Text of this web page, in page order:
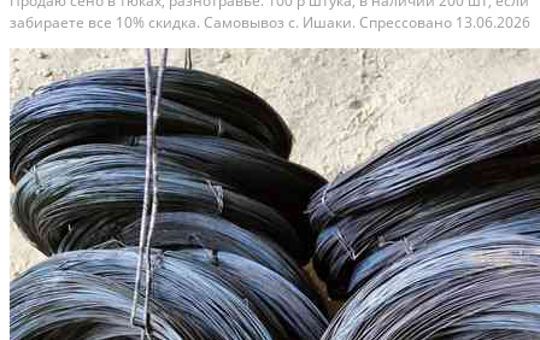
забираете все 10% скидка. Самовывоз с. Ишаки. Спрессовано 13.06.2026